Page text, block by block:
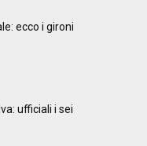
ecco i gironi
ufficiali i sei